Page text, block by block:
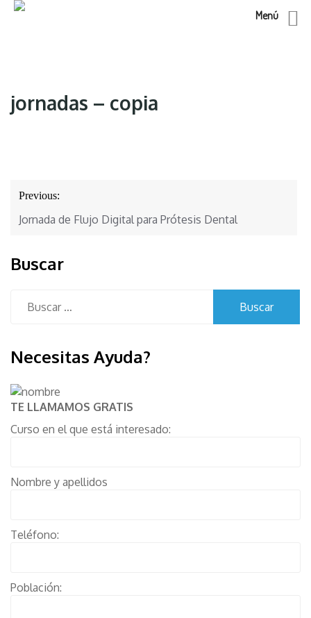
jornadas – copia
Navegación
de
Previous:
Jornada de Flujo Digital para Prótesis Dental
Buscar
Necesitas Ayuda?
TE LLAMAMOS GRATIS
Curso en el que está interesado:
Nombre y apellidos
Teléfono:
Población:
Menú